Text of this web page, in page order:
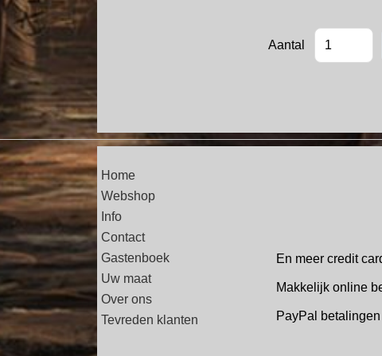
Aantal
Home
Webshop
Info
Contact
Gastenboek
Uw maat
Over ons
Tevreden klanten
En meer credit
Makkelijk online
PayPal betalingen